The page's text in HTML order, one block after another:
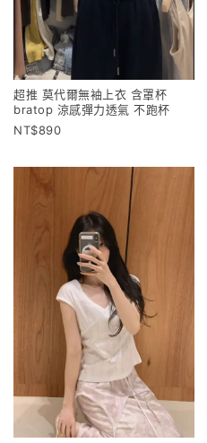
超推 莫代爾無袖上衣 含罩杯
bratop 涼感彈力透氣 不跑杯
890